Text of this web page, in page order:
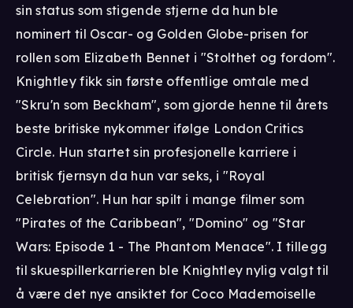
sin status som stigende stjerne da hun ble
nominert til Oscar- og Golden Globe-prisen for
rollen som Elizabeth Bennet i "Stolthet og fordom".
Knightley fikk sin første offentlige omtale med
"Skru'n som Beckham", som gjorde henne til årets
beste britiske nykommer ifølge London Critics
Circle. Hun startet sin profesjonelle karriere i
britisk fjernsyn da hun var seks, i "Royal
Celebration". Hun har spilt i mange filmer som
"Pirates of the Caribbean", "Domino" og "Star
Wars: Episode 1 - The Phantom Menace". I tillegg
til skuespillerkarrieren ble Knightley nylig valgt til
å være det nye ansiktet for Coco Mademoiselle